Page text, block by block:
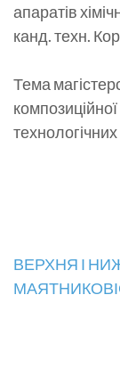
апаратів
канд. техн.
Тема
записів
ВЕРХНЯ І